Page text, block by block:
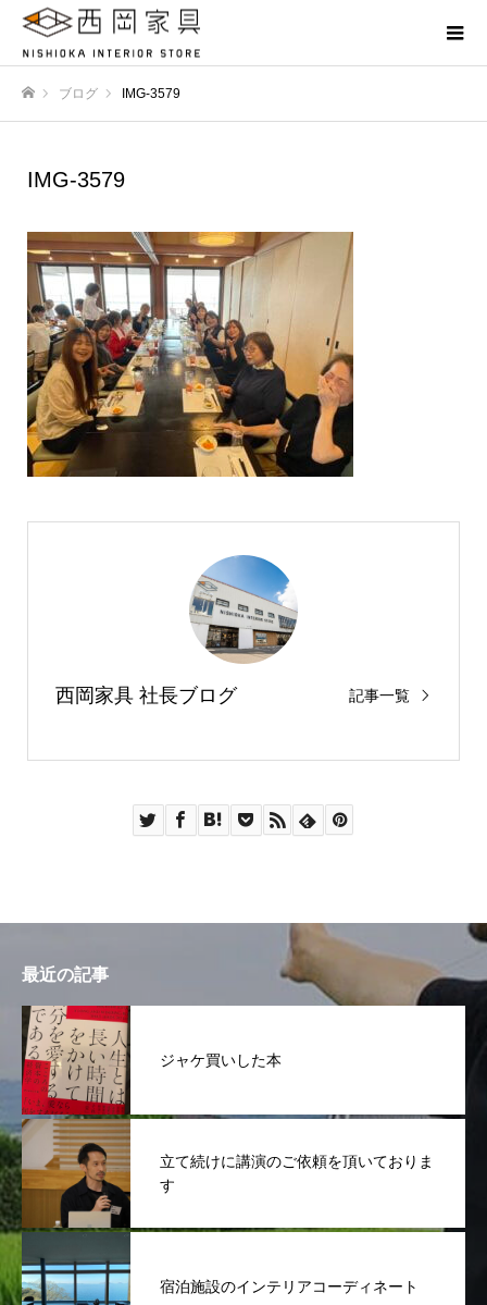
ブログ IMG-3579
IMG-3579
西岡家具 社長ブログ 記事一覧
最近の記事
ジャケ買いした本
立て続けに講演のご依頼を頂いておりま
す
宿泊施設のインテリアコーディネート